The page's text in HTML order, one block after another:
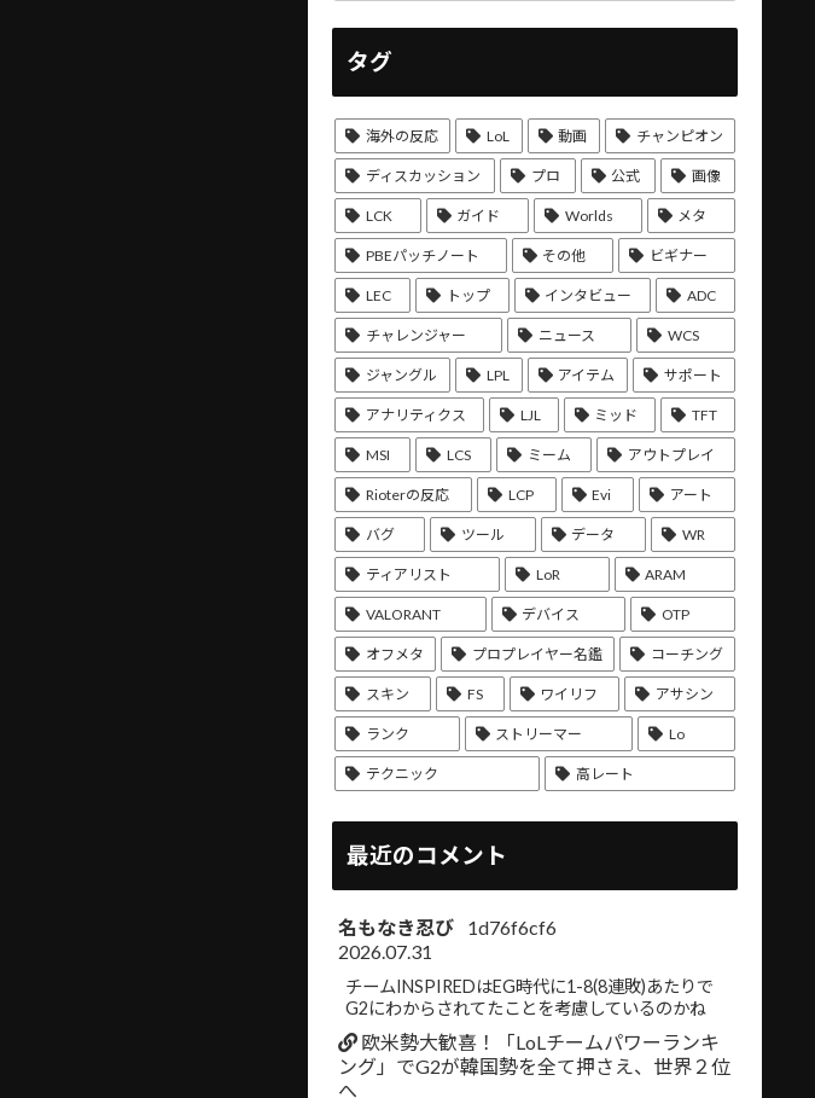
タグ
海外の反応 LoL 動画 チャンピオン
ディスカッション プロ 公式 画像
LCK ガイド Worlds メタ
PBEパッチノート その他 ビギナー
LEC トップ インタビュー ADC
チャレンジャー ニュース WCS
ジャングル LPL アイテム サポート
アナリティクス LJL ミッド TFT
MSI LCS ミーム アウトプレイ
Rioterの反応 LCP Evi アート
バグ ツール データ WR
ティアリスト LoR ARAM
VALORANT デバイス OTP
オフメタ プロプレイヤー名鑑 コーチング
スキン FS ワイリフ アサシン
ランク ストリーマー Lo
テクニック 高レート
最近のコメント
名もなき忍び
1d76f6cf6
2026.07.31
チームINSPIREDはEG時代に1-8(8連敗)あたりで
G2にわからされてたことを考慮しているのかね
欧米勢大歓喜！「LoLチームパワーランキ
ング」でG2が韓国勢を全て押さえ、世界２位
へ